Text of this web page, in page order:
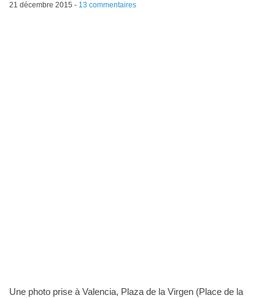
21 décembre 2015 - 13 commentaires
Une photo prise à Valencia, Plaza de la Virgen (Place de la